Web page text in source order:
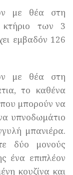
με θέα στη
κτήριο των 3
εμβαδόν 126
με θέα στη
το καθένα
μπορούν να
υπνοδωμάτιο
μπανιέρα.
δύο μονούς
ένα επιπλέον
κουζίνα και